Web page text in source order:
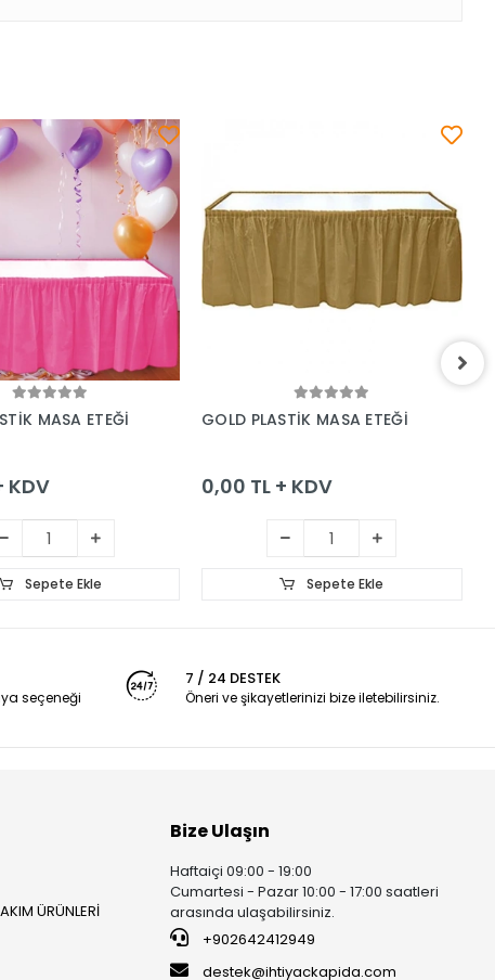
Sepete Ekle
MASA ETEĞİ
KDV
Sepete Ekle
Sepete Ekle
GOLD PLASTİK MASA ETEĞİ
0,00 TL + KDV
Sepete Ekle
seçeneği
7 / 24 DESTEK
Öneri ve şikayetlerinizi bize iletebilirsiniz.
ÜRÜNLERİ
Bize Ulaşın
Haftaiçi 09:00 - 19:00
Cumartesi - Pazar 10:00 - 17:00 saatleri
arasında ulaşabilirsiniz.
+902642412949
destek@ihtiyackapida.com